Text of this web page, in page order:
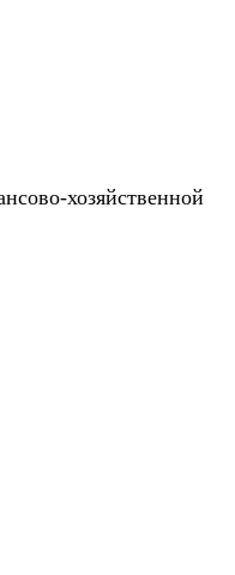
хозяйственной